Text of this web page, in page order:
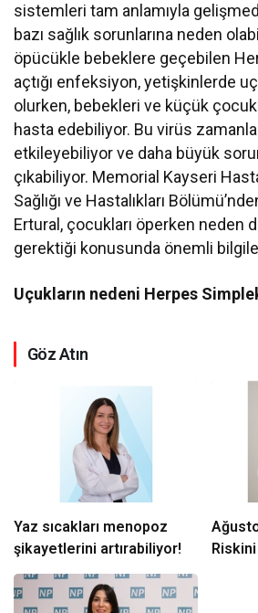
sistemleri tam anlamıyla
bazı sağlık sorunlarına neden
öpücükle bebeklere geçebilen
açtığı enfeksiyon, yetişkinlerde
olurken, bebekleri ve küçük
hasta edebiliyor. Bu virüs
etkileyebiliyor ve daha büyük
çıkabiliyor. Memorial Kayseri
Sağlığı ve Hastalıkları
Ertural, çocukları öperken neden
gerektiği konusunda önemli
Uçukların nedeni Herpes
Göz Atın
Yaz sıcakları menopoz
şikayetlerini artırabiliyor!